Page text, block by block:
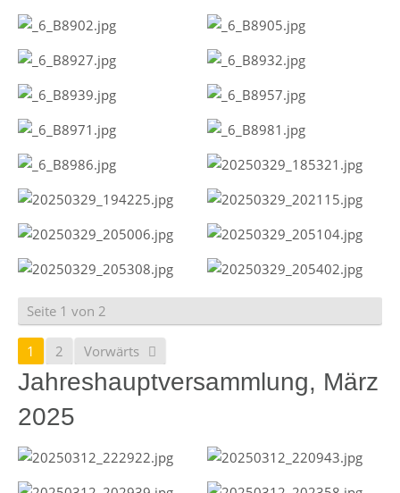
Seite 1 von 2
1 2 Vorwärts
Jahreshauptversammlung, März
2025